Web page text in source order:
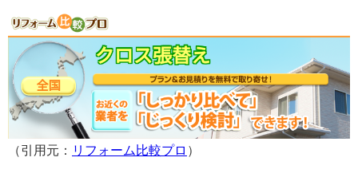
（引用元： リフォーム比較プロ ）